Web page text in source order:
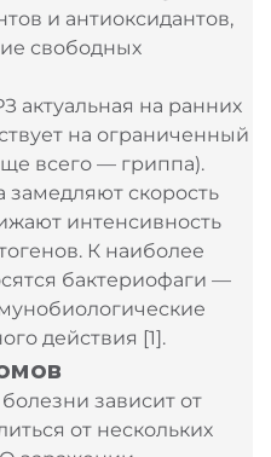
и антиоксидантов,
свободных
актуальная на ранних
на ограниченный
всего — гриппа).
замедляют скорость
интенсивность
К наиболее
бактериофаги —
действия [1].
зависит от
от нескольких